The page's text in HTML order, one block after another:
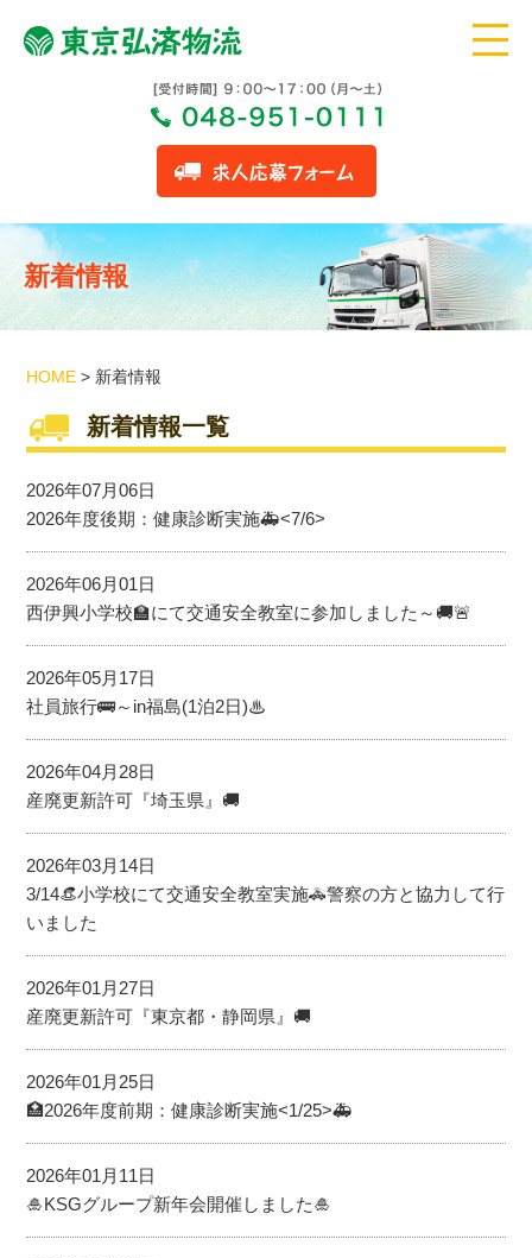
新着情報
HOME > 新着情報
新着情報一覧
2026年07月06日
2026年度後期：健康診断実施🚑<7/6>
2026年06月01日
西伊興小学校🏫にて交通安全教室に参加しました～🚚🚨
2026年05月17日
社員旅行🚌～in福島(1泊2日)♨
2026年04月28日
産廃更新許可『埼玉県』🚚
2026年03月14日
3/14👒小学校にて交通安全教室実施🚓警察の方と協力して行
いました
2026年01月27日
産廃更新許可『東京都・静岡県』🚚
2026年01月25日
🏥2026年度前期：健康診断実施<1/25>🚑
2026年01月11日
🎍KSGグループ新年会開催しました🎍